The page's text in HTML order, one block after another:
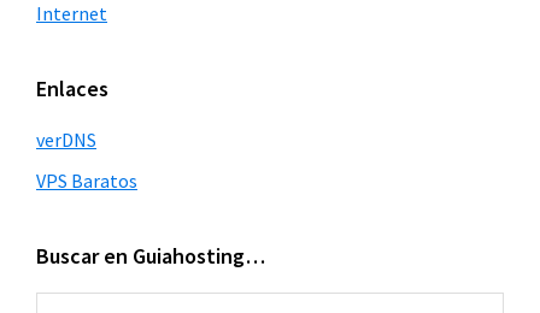
Internet
Enlaces
verDNS
VPS Baratos
Buscar en Guiahosting…